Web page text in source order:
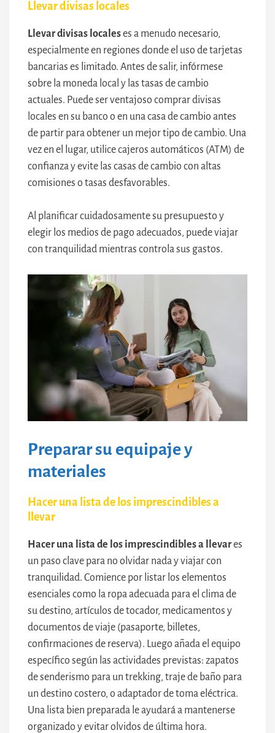
Llevar divisas locales
Llevar divisas localeses a menudo necesario,
especialmente en regiones donde el uso de tarjetas
bancarias es limitado. Antes de salir, infórmese
sobre la moneda local y las tasas de cambio
actuales. Puede ser ventajoso comprar divisas
locales en su banco o en una casa de cambio antes
de partir para obtener un mejor tipo de cambio. Una
vez en el lugar, utilice cajeros automáticos (ATM) de
confianza y evite las casas de cambio con altas
comisiones o tasas desfavorables.
Al planificar cuidadosamente su presupuesto y
elegir los medios de pago adecuados, puede viajar
con tranquilidad mientras controla sus gastos.
Preparar su equipaje y
materiales
Hacer una lista de los imprescindibles a
llevar
Hacer una lista de los imprescindibles a llevares
un paso clave para no olvidar nada y viajar con
tranquilidad. Comience por listar los elementos
esenciales como la ropa adecuada para el clima de
su destino, artículos de tocador, medicamentos y
documentos de viaje (pasaporte, billetes,
confirmaciones de reserva). Luego añada el equipo
específico según las actividades previstas: zapatos
de senderismo para un trekking, traje de baño para
un destino costero, o adaptador de toma eléctrica.
Una lista bien preparada le ayudará a mantenerse
organizado y evitar olvidos de última hora.